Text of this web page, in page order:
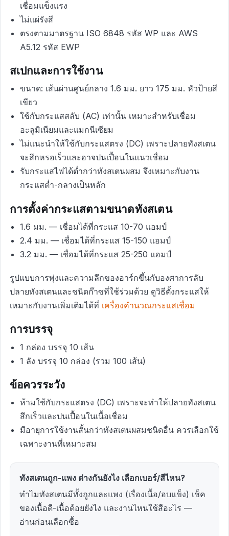
เชื่อมแข็งแรง
ไม่แผ่รังสี
ตรงตามมาตรฐาน ISO 6848 รหัส WP และ AWS
A5.12 รหัส EWP
สเปกและการใช้งาน
ขนาด: เส้นผ่านศูนย์กลาง 1.6 มม. ยาว 175 มม. หัวป้ายสี
เขียว
ใช้กับกระแสสลับ (AC) เท่านั้น เหมาะสำหรับเชื่อม
อะลูมิเนียมและแมกนีเซียม
ไม่แนะนำให้ใช้กับกระแสตรง (DC) เพราะปลายทังสเตน
จะสึกหรอเร็วและอาจปนเปื้อนในแนวเชื่อม
รับกระแสไฟได้ต่ำกว่าทังสเตนผสม จึงเหมาะกับงาน
กระแสต่ำ-กลางเป็นหลัก
การตั้งค่ากระแสตามขนาดทังสเตน
1.6 มม. — เชื่อมได้ที่กระแส 10-70 แอมป์
2.4 มม. — เชื่อมได้ที่กระแส 15-150 แอมป์
3.2 มม. — เชื่อมได้ที่กระแส 25-250 แอมป์
รูปแบบการพุ่งและความลึกของอาร์กขึ้นกับองศาการลับ
ปลายทังสเตนและชนิดก๊าซที่ใช้ร่วมด้วย ดูวิธีตั้งกระแสให้
เหมาะกับงานเพิ่มเติมได้ที่ เครื่องคำนวณกระแสเชื่อม
การบรรจุ
1 กล่อง บรรจุ 10 เส้น
1 ลัง บรรจุ 10 กล่อง (รวม 100 เส้น)
ข้อควรระวัง
ห้ามใช้กับกระแสตรง (DC) เพราะจะทำให้ปลายทังสเตน
สึกเร็วและปนเปื้อนในเนื้อเชื่อม
มีอายุการใช้งานสั้นกว่าทังสเตนผสมชนิดอื่น ควรเลือกใช้
เฉพาะงานที่เหมาะสม
ทังสเตนถูก-แพง ต่างกันยังไง เลือกเบอร์/สีไหน?
ทำไมทังสเตนมีทั้งถูกและแพง (เรื่องเนื้อ/อบแข็ง) เช็ค
ของเนื้อดี-เนื้อด้อยยังไง และงานไหนใช้สีอะไร —
อ่านก่อนเลือกซื้อ